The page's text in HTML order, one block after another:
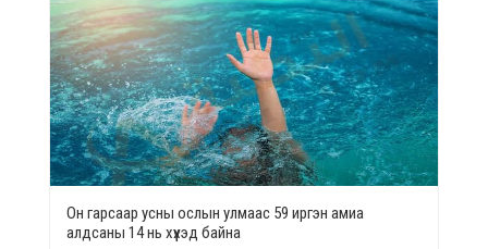
Он гарсаар усны ослын улмаас 59 иргэн амиа
алдсаны 14 нь хүүхэд байна